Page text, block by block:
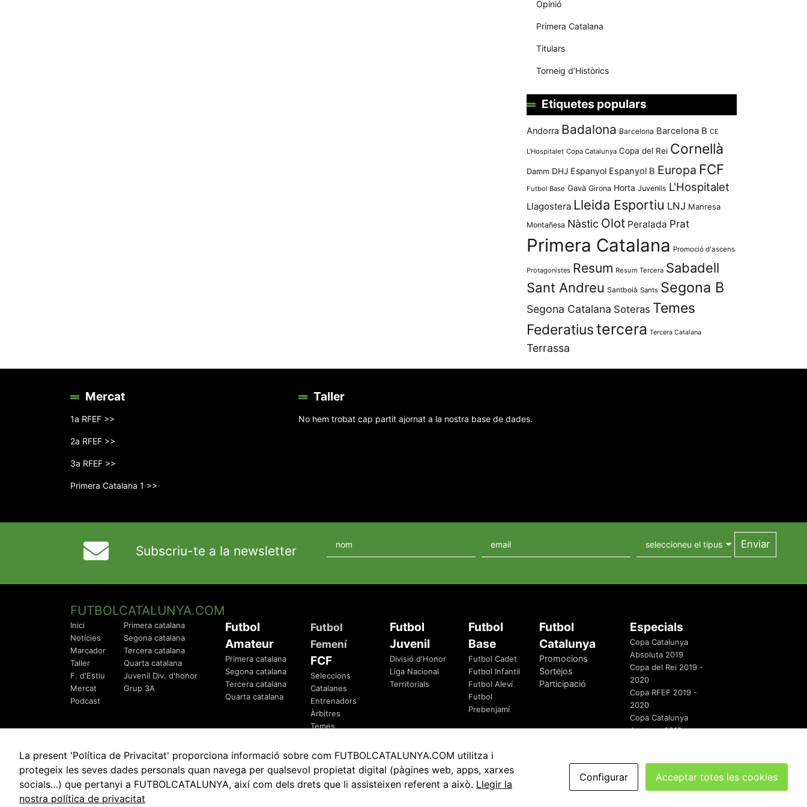
Opinió
Primera Catalana
Titulars
Torneig d’Històrics
Etiquetes populars
Andorra Badalona Barcelona Barcelona B CE
L'Hospitalet Copa Catalunya Copa del Rei Cornellà
Damm DHJ Espanyol Espanyol B Europa FCF
Futbol Base Gavà Girona Horta Juvenils L'Hospitalet
Llagostera Lleida Esportiu LNJ Manresa
Montañesa Nàstic Olot Peralada Prat
Primera Catalana Promoció d'ascens
Protagonistes Resum Resum Tercera Sabadell
Sant Andreu Santboià Sants Segona B
Segona Catalana Soteras Temes
Federatiustercera Tercera Catalana
Terrassa
Mercat
1a RFEF >>
2a RFEF >>
3a RFEF >>
Primera Catalana 1 >>
Taller
No hem trobat cap partit ajornat a la nostra base de dades.
Subscriu-te a la newsletter
FUTBOLCATALUNYA.COM
Inici
Notícies
Marcador
Taller
F. d'Estiu
Mercat
Podcast
Primera catalana
Segona catalana
Tercera catalana
Quarta catalana
Juvenil Div. d'honor
Grup 3A
Futbol
Amateur
Primera catalana
Segona catalana
Tercera catalana
Quarta catalana
Futbol
Femení
FCF
Seleccions
Catalanes
Entrenadors
Àrbitres
Temes
Futbol
Juvenil
Divisió d'Honor
Liga Nacional
Territorials
Futbol
Base
Futbol Cadet
Futbol Infantil
Futbol Aleví
Futbol
Prebenjamí
Futbol
Catalunya
Promocions
Sortejos
Participació
Especials
Copa Catalunya
Absoluta 2019
Copa del Rei 2019 -
2020
Copa RFEF 2019 -
2020
Copa Catalunya
Amateur 2019
© 2010 - 2026 FutbolCatalunya.com Avis Legal Política de Privacitat Política de Cookies redaccio@futbolcatalunya.com
La present 'Política de Privacitat' proporciona informació sobre com FUTBOLCATALUNYA.COM utilitza i
protegeix les seves dades personals quan navega per qualsevol propietat digital (pàgines web, apps, xarxes
socials…) que pertanyi a FUTBOLCATALUNYA, així com dels drets que li assisteixen referent a això. Llegir la
nostra política de privacitat
Configurar Acceptar totes les cookies